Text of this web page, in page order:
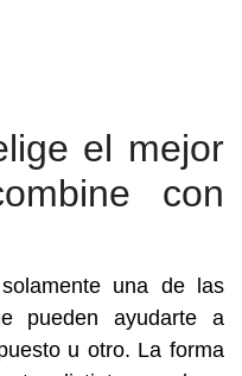
el mejor
con
una de las
pueden ayudarte a
u otro. La forma